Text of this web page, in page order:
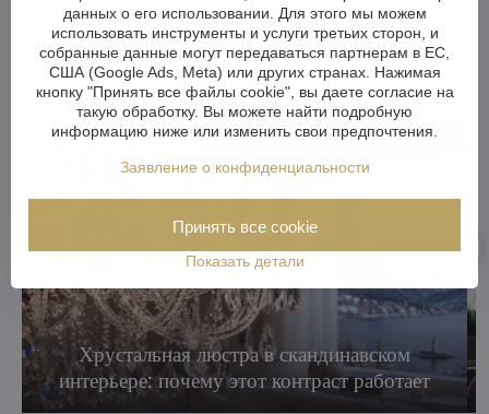
Другие статьи:
Хрустальная люстра в скандинавском
интерьере: почему этот контраст работает
данных о его использовании. Для этого мы можем
использовать инструменты и услуги третьих сторон, и
собранные данные могут передаваться партнерам в ЕС,
США (Google Ads, Meta) или других странах. Нажимая
кнопку "Принять все файлы cookie", вы даете согласие на
такую обработку. Вы можете найти подробную
информацию ниже или изменить свои предпочтения.
Заявление о конфиденциальности
Показать детали
Принять все cookie